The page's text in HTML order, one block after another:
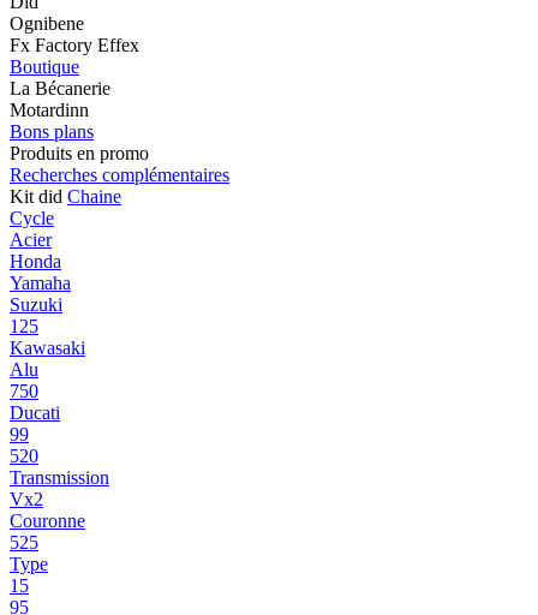
Ognibene
Fx Factory Effex
Boutique
La Bécanerie
Motardinn
Bons plans
Produits en promo
Recherches complémentaires
Kit did Chaine
Cycle
Acier
Honda
Yamaha
Suzuki
125
Kawasaki
Alu
750
Ducati
99
520
Transmission
Vx2
Couronne
525
Type
15
95